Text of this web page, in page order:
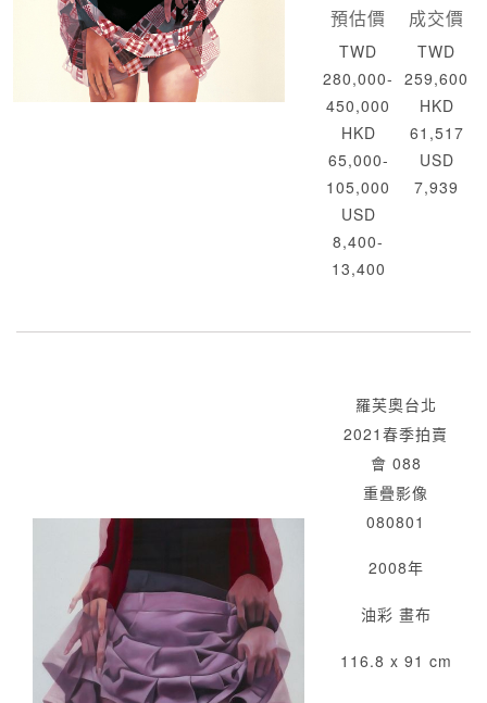
預估價
TWD
280,000-
450,000
HKD
65,000-
105,000
USD
8,400-
13,400
成交價
TWD
259,600
HKD
61,517
USD
7,939
羅芙奧台北
2021春季拍賣
會 088
重疊影像
080801
2008年
油彩 畫布
116.8 x 91 cm